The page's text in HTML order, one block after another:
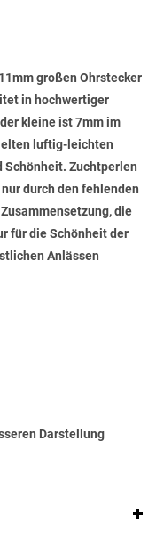
großen Ohrstecker
in hochwertiger
kleine ist 7mm im
luftig-leichten
Schönheit. Zuchtperlen
durch den fehlenden
die
für die Schönheit der
Anlässen
Darstellung